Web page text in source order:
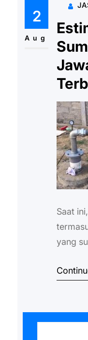
2
Aug
Saat
yang